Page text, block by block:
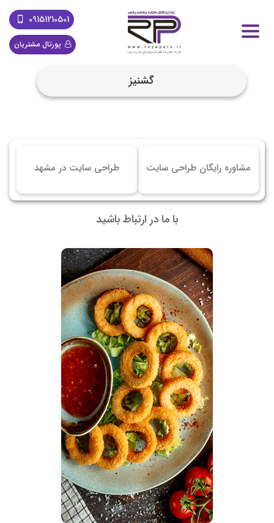
09151210501
پورتال مشتریان
گشنیز
مشاوره رایگان طراحی سایت طراحی سایت در مشهد
با ما در ارتباط باشید